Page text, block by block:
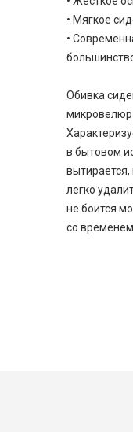
• Мягкое
•
Обивка
микровелюр
в бытовом
легко
не боится
со временем.